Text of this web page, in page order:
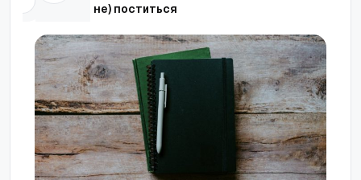
Как (и как не) поститься